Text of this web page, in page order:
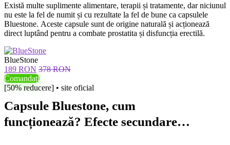
Există multe suplimente alimentare, terapii și tratamente, dar niciunul
nu este la fel de numit și cu rezultate la fel de bune ca capsulele
Bluestone. Aceste capsule sunt de origine naturală și acționează
direct luptând pentru a combate prostatita și disfuncția erectilă.
BlueStone
189 RON 378 RON
Comandați
[50% reducere] • site oficial
Capsule Bluestone, cum
funcționează? Efecte secundare…